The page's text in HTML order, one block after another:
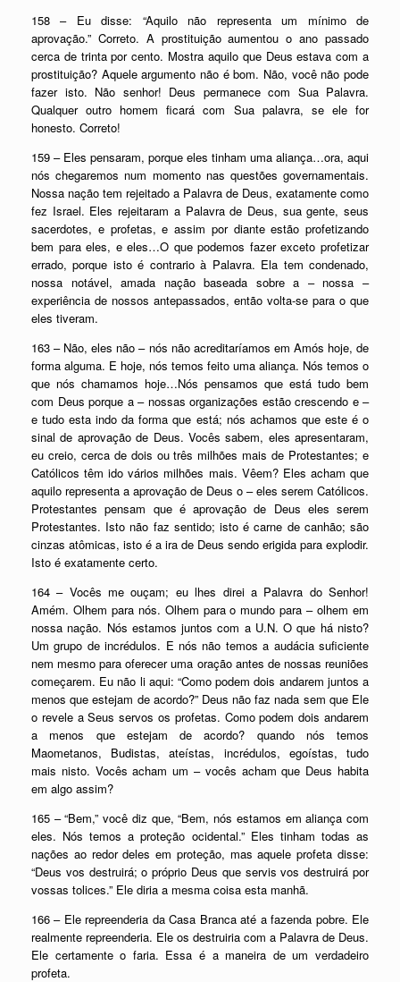
158 – Eu disse: “Aquilo não representa um mínimo de
aprovação.” Correto. A prostituição aumentou o ano passado
cerca de trinta por cento. Mostra aquilo que Deus estava com a
prostituição? Aquele argumento não é bom. Não, você não pode
fazer isto. Não senhor! Deus permanece com Sua Palavra.
Qualquer outro homem ficará com Sua palavra, se ele for
honesto. Correto!
159 – Eles pensaram, porque eles tinham uma aliança…ora, aqui
nós chegaremos num momento nas questões governamentais.
Nossa nação tem rejeitado a Palavra de Deus, exatamente como
fez Israel. Eles rejeitaram a Palavra de Deus, sua gente, seus
sacerdotes, e profetas, e assim por diante estão profetizando
bem para eles, e eles…O que podemos fazer exceto profetizar
errado, porque isto é contrario à Palavra. Ela tem condenado,
nossa notável, amada nação baseada sobre a – nossa –
experiência de nossos antepassados, então volta-se para o que
eles tiveram.
163 – Não, eles não – nós não acreditaríamos em Amós hoje, de
forma alguma. E hoje, nós temos feito uma aliança. Nós temos o
que nós chamamos hoje…Nós pensamos que está tudo bem
com Deus porque a – nossas organizações estão crescendo e –
e tudo esta indo da forma que está; nós achamos que este é o
sinal de aprovação de Deus. Vocês sabem, eles apresentaram,
eu creio, cerca de dois ou três milhões mais de Protestantes; e
Católicos têm ido vários milhões mais. Vêem? Eles acham que
aquilo representa a aprovação de Deus o – eles serem Católicos.
Protestantes pensam que é aprovação de Deus eles serem
Protestantes. Isto não faz sentido; isto é carne de canhão; são
cinzas atômicas, isto é a ira de Deus sendo erigida para explodir.
Isto é exatamente certo.
164 – Vocês me ouçam; eu lhes direi a Palavra do Senhor!
Amém. Olhem para nós. Olhem para o mundo para – olhem em
nossa nação. Nós estamos juntos com a U.N. O que há nisto?
Um grupo de incrédulos. E nós não temos a audácia suficiente
nem mesmo para oferecer uma oração antes de nossas reuniões
começarem. Eu não li aqui: “Como podem dois andarem juntos a
menos que estejam de acordo?” Deus não faz nada sem que Ele
o revele a Seus servos os profetas. Como podem dois andarem
a menos que estejam de acordo? quando nós temos
Maometanos, Budistas, ateístas, incrédulos, egoístas, tudo
mais nisto. Vocês acham um – vocês acham que Deus habita
em algo assim?
165 – “Bem,” você diz que, “Bem, nós estamos em aliança com
eles. Nós temos a proteção ocidental.” Eles tinham todas as
nações ao redor deles em proteção, mas aquele profeta disse:
“Deus vos destruirá; o próprio Deus que servis vos destruirá por
vossas tolices.” Ele diria a mesma coisa esta manhã.
166 – Ele repreenderia da Casa Branca até a fazenda pobre. Ele
realmente repreenderia. Ele os destruiria com a Palavra de Deus.
Ele certamente o faria. Essa é a maneira de um verdadeiro
profeta.